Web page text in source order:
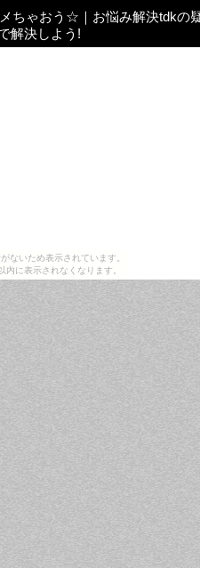
ないため表示されています。
に表示されなくなります。
ちゃおう☆ ｜ お悩み解決tdkの
解決しよう!